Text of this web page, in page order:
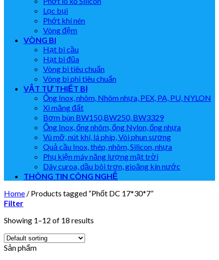
Lọc bụi
Phớt khí nén
Vòng đệm
VÒNG BI
Hạt bi cầu
Hạt bi đũa
Vòng bi tiêu chuẩn
Vòng bi phi tiêu chuẩn
VẬT TƯ THIẾT BỊ
Ống Inox, nhôm, Nhôm nhựa, PEX, PA, PU, NYLON
Xi măng đất
Bơm bùn BW150,BW250, BW3329
Ống Inox, ống nhôm, ống Nylon, ống nhựa
Vú mỡ, nút khí, lá phíp, Vòi phun sương
Quả cầu Inox, thép, nhôm, Silicon, nhựa
Phụ kiện máy năng lượng mặt trời
Dây curoa, dầu bôi trơn, gioăng kín nước
THÔNG TIN CÔNG NGHỆ
Home / Products tagged “Phốt DC 17*30*7”
Filter
Showing 1–12 of 18 results
Sản phẩm